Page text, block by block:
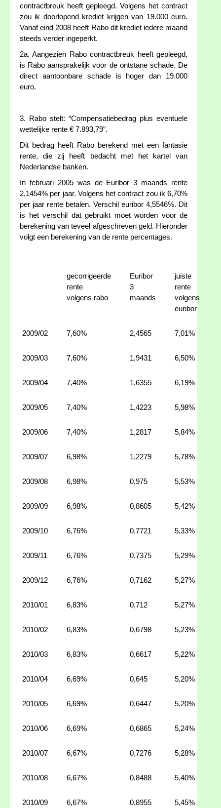
contractbreuk heeft gepleegd. Volgens het contract
zou ik doorlopend krediet krijgen van 19.000 euro.
Vanaf eind 2008 heeft Rabo dit krediet iedere maand
steeds verder ingeperkt.
2a. Aangezien Rabo contractbreuk heeft gepleegd,
is Rabo aansprakelijk voor de ontstane schade. De
direct aantoonbare schade is hoger dan 19.000
euro.
3. Rabo stelt: “Compensatiebedrag plus eventuele
wettelijke rente € 7.893,79”.
Dit bedrag heeft Rabo berekend met een fantasie
rente, die zij heeft bedacht met het kartel van
Nederlandse banken.
In februari 2005 was de Euribor 3 maands rente
2,1454% per jaar. Volgens het contract zou ik 6,70%
per jaar rente betalen. Verschil euribor 4,5546%. Dit
is het verschil dat gebruikt moet worden voor de
berekening van teveel afgeschreven geld. Hieronder
volgt een berekening van de rente percentages.
gecorrigeerde
rente
volgens rabo
Euribor
3
maands
juiste
rente
volgens
euribor
2009/02 7,60% 2,4565 7,01%
2009/03 7,60% 1,9431 6,50%
2009/04 7,40% 1,6355 6,19%
2009/05 7,40% 1,4223 5,98%
2009/06 7,40% 1,2817 5,84%
2009/07 6,98% 1,2279 5,78%
2009/08 6,98% 0,975 5,53%
2009/09 6,98% 0,8605 5,42%
2009/10 6,76% 0,7721 5,33%
2009/11 6,76% 0,7375 5,29%
2009/12 6,76% 0,7162 5,27%
2010/01 6,83% 0,712 5,27%
2010/02 6,83% 0,6798 5,23%
2010/03 6,83% 0,6617 5,22%
2010/04 6,69% 0,645 5,20%
2010/05 6,69% 0,6447 5,20%
2010/06 6,69% 0,6865 5,24%
2010/07 6,67% 0,7276 5,28%
2010/08 6,67% 0,8488 5,40%
2010/09 6,67% 0,8955 5,45%